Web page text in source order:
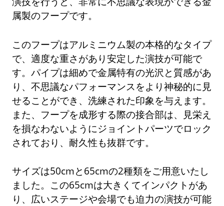
属製のフープです。
このフープはアルミニウム製の本格的なタイプ
で、適度な重さがあり安定した演技が可能で
す。パイプは細めで金属特有の光沢と質感があ
り、不思議なパフォーマンスをより神秘的に見
せることができ、洗練された印象を与えます。
また、フープを成形する際の接合部は、見栄え
を損なわないようにジョイントパーツでロック
されており、耐久性も抜群です。
サイズは50cmと65cmの2種類をご用意いたし
ました。この65cmは大きくてインパクトがあ
り、広いステージや会場でも迫力の演技が可能